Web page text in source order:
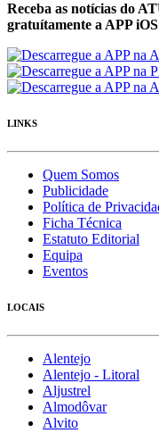
Receba as notícias do
gratuítamente a APP
LINKS
Quem Somos
Publicidade
Política de
Ficha Técnica
Estatuto Editorial
Equipa
Eventos
LOCAIS
Alentejo
Alentejo - Litoral
Aljustrel
Almodôvar
Alvito